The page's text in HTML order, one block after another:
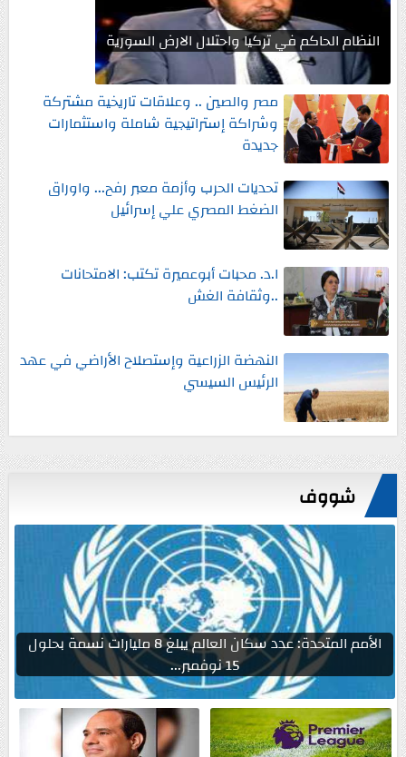
النظام الحاكم في تركيا واحتلال الارض السورية
مصر والصين .. وعلاقات تاريخية مشتركة
وشراكة إستراتيجية شاملة واستثمارات
جديدة
تحديات الحرب وأزمة معبر رفح... واوراق
الضغط المصري علي إسرائيل
ا.د. محبات أبوعميرة تكتب: الامتحانات
..وثقافة الغش
النهضة الزراعية وإستصلاح الأراضي في عهد
الرئيس السيسي
شووف
الأمم المتحدة: عدد سكان العالم يبلغ 8 مليارات نسمة بحلول
15 نوفمبر...